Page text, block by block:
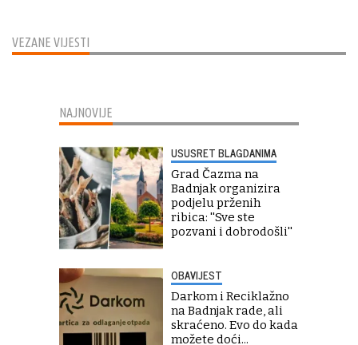
VEZANE VIJESTI
NAJNOVIJE
USUSRET BLAGDANIMA
Grad Čazma na
Badnjak organizira
podjelu prženih
ribica: ''Sve ste
pozvani i dobrodošli''
OBAVIJEST
Darkom i Reciklažno
na Badnjak rade, ali
skraćeno. Evo do kada
možete doći...